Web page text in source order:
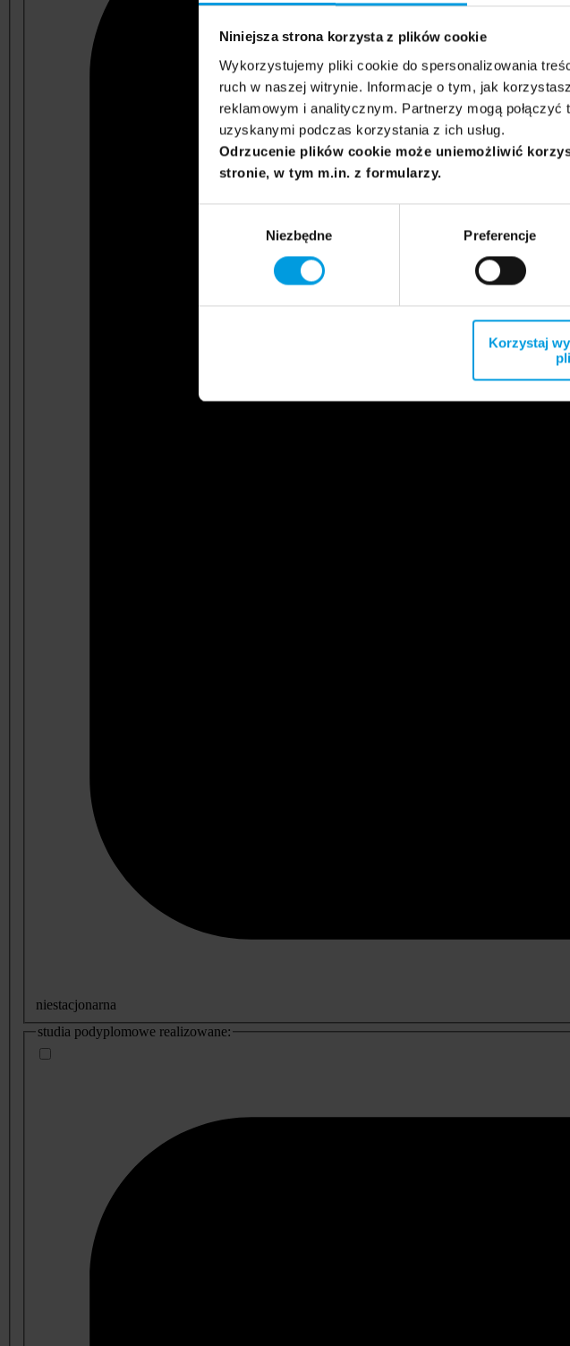
Niniejsza strona korzysta z plików cookie
Wykorzystujemy pliki cookie do spersonalizowania
ruch w naszej witrynie. Informacje o tym, jak
reklamowym i analitycznym. Partnerzy mogą
uzyskanymi podczas korzystania z ich usług.
Odrzucenie plików cookie może uniemożliwić
stronie, w tym m.in. z formularzy.
Niezbędne Preferencje
Korzystaj
niestacjonarna
studia podyplomowe realizowane: